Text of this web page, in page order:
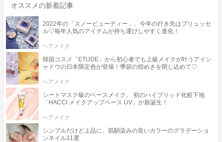
オススメの新着記事
2022年の「スノービューティー」、今年の行き先はブリュッセ
ル♡毎年人気のアイテムが持ち運びしやすく進化！
ヘアメイク
韓国コスメ「ETUDE」から初心者でも上級メイクが叶うアイシ
ャドウの日本限定色が登場！季節の煌めきを閉じ込めて♡
ヘアメイク
シートマスク級のベースメイク。 初のハイブリッド化粧下地
「HACCI メイクアップベース UV」が新誕生！
ヘアメイク
シンプルだけど上品に。肌馴染みの良いカラーのグラデーショ
ンネイル11選